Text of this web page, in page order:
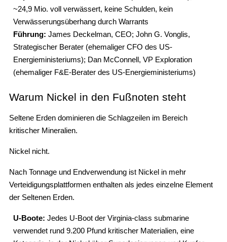
~24,9 Mio. voll verwässert, keine Schulden, kein
Verwässerungsüberhang durch Warrants
Führung: James Deckelman, CEO; John G. Vonglis,
Strategischer Berater (ehemaliger CFO des US-
Energieministeriums); Dan McConnell, VP Exploration
(ehemaliger F&E-Berater des US-Energieministeriums)
Warum Nickel in den Fußnoten steht
Seltene Erden dominieren die Schlagzeilen im Bereich
kritischer Mineralien.
Nickel nicht.
Nach Tonnage und Endverwendung ist Nickel in mehr
Verteidigungsplattformen enthalten als jedes einzelne Element
der Seltenen Erden.
U-Boote: Jedes U-Boot der Virginia-class submarine
verwendet rund 9.200 Pfund kritischer Materialien, eine